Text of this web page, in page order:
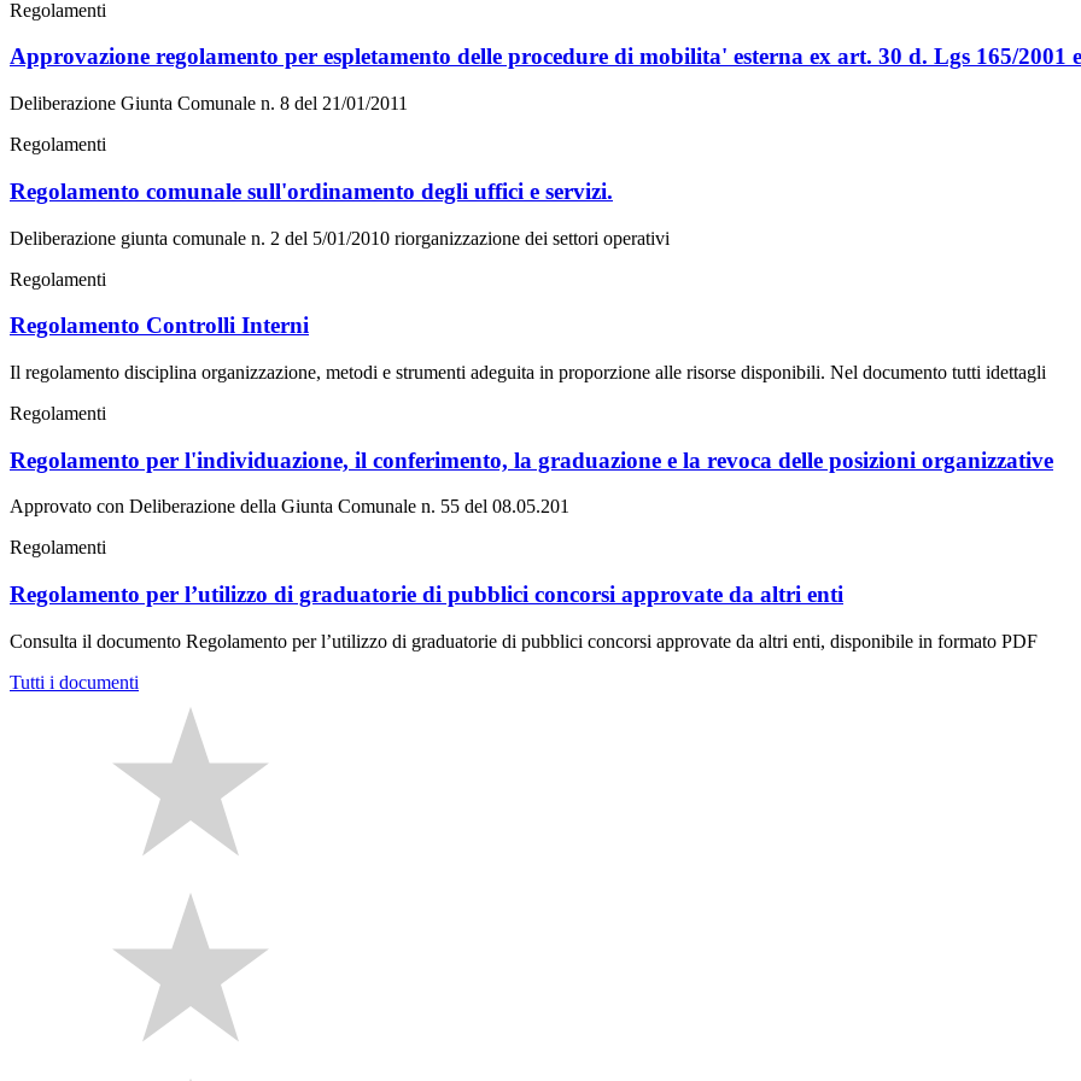
Regolamenti
Approvazione regolamento per espletamento delle procedure di mobilita' esterna ex art. 30 d. Lgs 165/2001
Deliberazione Giunta Comunale n. 8 del 21/01/2011
Regolamenti
Regolamento comunale sull'ordinamento degli uffici e servizi.
Deliberazione giunta comunale n. 2 del 5/01/2010 riorganizzazione dei settori operativi
Regolamenti
Regolamento Controlli Interni
Il regolamento disciplina organizzazione, metodi e strumenti adeguita in proporzione alle risorse disponibili. Nel documento tutti idettagli
Regolamenti
Regolamento per l'individuazione, il conferimento, la graduazione e la revoca delle posizioni organizzative
Approvato con Deliberazione della Giunta Comunale n. 55 del 08.05.201
Regolamenti
Regolamento per l’utilizzo di graduatorie di pubblici concorsi approvate da altri enti
Consulta il documento Regolamento per l’utilizzo di graduatorie di pubblici concorsi approvate da altri enti, disponibile in formato PDF
Tutti i documenti